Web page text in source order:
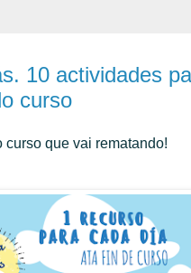
10 actividades
curso
curso que vai rematando!